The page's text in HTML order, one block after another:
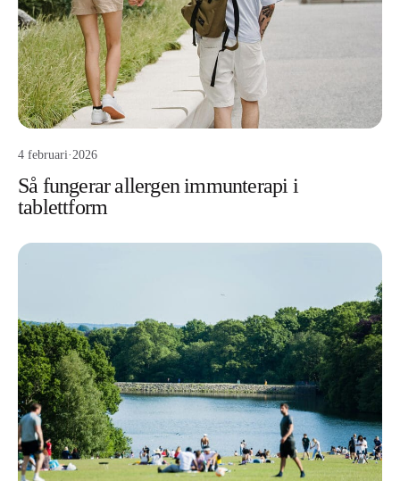
4 februari·2026
Så fungerar allergen immunterapi i
tablettform